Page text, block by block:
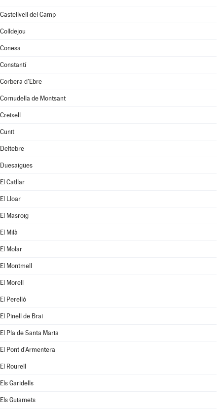
Castellvell del Camp
Colldejou
Conesa
Constantí
Corbera d'Ebre
Cornudella de Montsant
Creixell
Cunit
Deltebre
Duesaigües
El Catllar
El Lloar
El Masroig
El Milà
El Molar
El Montmell
El Morell
El Perelló
El Pinell de Brai
El Pla de Santa Maria
El Pont d'Armentera
El Rourell
Els Garidells
Els Guiamets